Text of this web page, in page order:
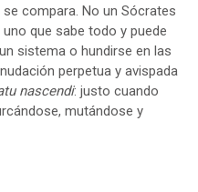
compara. No un Sócrates
que sabe todo y puede
sistema o hundirse en las
perpetua y avispada
nascendi: justo cuando
mutándose y